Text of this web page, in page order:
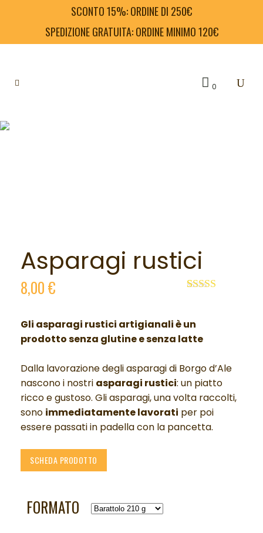
SCONTO 15%: ORDINE DI 250€
SPEDIZIONE GRATUITA: ORDINE MINIMO 120€
0
Asparagi rustici
recensioni
8,00€
Gli asparagi rustici artigianali è un
prodotto senza glutine e senza latte
Dalla lavorazione degli asparagi di Borgo d’Ale
nascono i nostri asparagi rustici: un piatto
ricco e gustoso. Gli asparagi, una volta raccolti,
sono immediatamente lavorati per poi
essere passati in padella con la pancetta.
SCHEDA PRODOTTO
FORMATO